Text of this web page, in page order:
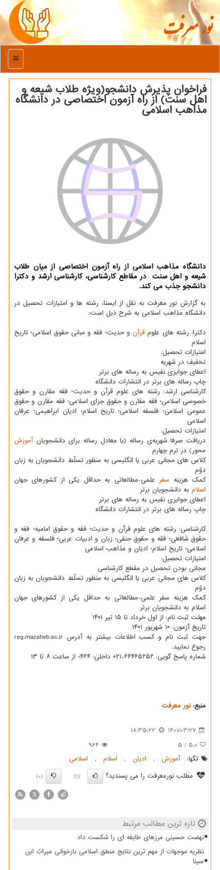
نور معرفت
منو
فراخوان پذیرش دانشجو(ویژه طلاب شیعه و
اهل سنت) از راه آزمون اختصاصی در دانشگاه
مذاهب اسلامی
دانشگاه مذاهب اسلامی از راه آزمون اختصاصی از میان طلاب
شیعه و اهل سنت در مقاطع کارشناسی، کارشناسی ارشد و دکترا
دانشجو جذب می کند.
به گزارش نور معرفت به نقل از ایسنا، رشته ها و امتیازات تحصیل در
دانشگاه مذاهب اسلامی به شرح ذیل است:
دکترا: رشته های علوم قرآن و حدیث؛ فقه و مبانی حقوق اسلامی؛ تاریخ
اسلام
امتیازات تحصیل:
تخفیف در شهریه
اعطای جوایزی نفیس به رساله های برتر
چاپ رساله های برتر در انتشارات دانشگاه
کارشناسی ارشد: رشته های علوم قرآن و حدیث؛ فقه مقارن و حقوق
خصوصی اسلامی؛ فقه مقارن و حقوق جزای اسلامی؛ فقه مقارن و حقوق
عمومی اسلامی؛ فلسفه اسلامی؛ تاریخ اسلام؛ ادیان ابراهیمی؛ عرفان
اسلامی
امتیازات تحصیل:
دریافت صرفا شهریه‌ی رساله (یا معادل رساله برای دانشجویانآموزش
محور) در ترم چهارم
کلاس های مجانی عربی یا انگلیسی به منظور تسلّط دانشجویان به زبان
دوّم
کمک هزینه سفر علمی-مطالعاتی به حداقل یکی از کشورهای جهان
اسلام به دانشجویان برتر
اعطای جوایزی نفیس به رساله های برتر
چاپ رساله های برتر در انتشارات دانشگاه
کارشناسی: رشته های علوم قرآن و حدیث؛ فقه و حقوق امامیه؛ فقه و
حقوق شافعی؛ فقه و حقوق حنفی؛ زبان و ادبیات عربی؛ فلسفه و عرفان
اسلامی؛ تاریخ اسلام؛ ادیان و مذاهب اسلامی
امتیازات تحصیل:
مجانی بودن تحصیل در مقطع کارشناسی
کلاس های مجانی عربی یا انگلیسی به منظور تسلّط دانشجویان به زبان
دوّم
کمک هزینه سفر علمی-مطالعاتی به حداقل یکی از کشورهای جهان
اسلام به دانشجویان برتر
مهلت ثبت نام: از اول خرداد تا ۱۵ تیر ۱۴۰۱
تاریخ آزمون: ۱۰ شهریور ۱۴۰۱
جهت ثبت نام و کسب اطلاعات بیشتر به آدرس reg.mazaheb.ac.ir
رجوع نمایید.
شماره پاسخ گویی: ۶۶۴۶۵۲۵۲-۰۲۱ داخلی: ۴۶۴؛ از ساعت ۸ تا ۱۳
منبع:نور معرفت
1401/03/27
18:35:22
5.0
/
5
964
تگها:
آموزش , ادیان , اسلام ,
اسلامی
مطلب نورمعرفت را می پسندید؟
(1)
(0)
X
تازه ترین مطالب مرتبط
نهضت حسینی مرزهای طایفه ای را شکست داد
نظریه موجهات از مهم ترین نتایج منطق اسلامی بازخوانی میراث ابن
سینا